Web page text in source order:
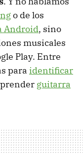
o de los
Android, sino
musicales
Play. Entre
para identificar
guitarra